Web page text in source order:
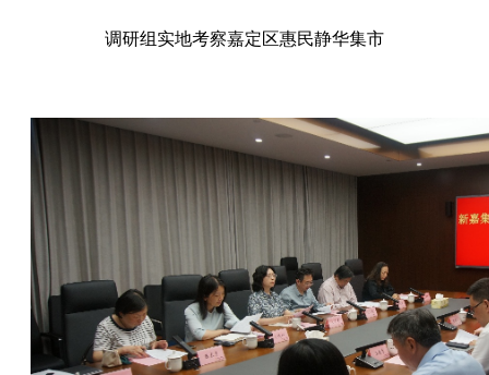
调研组实地考察嘉定区惠民静华集市